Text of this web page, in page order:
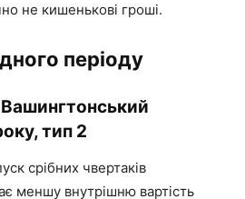
не кишенькові гроші.
періоду
тип 2
срібних чвертаків
меншу внутрішню вартість